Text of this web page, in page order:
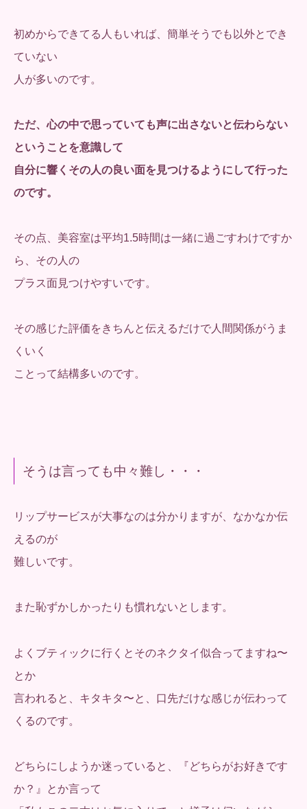
初めからできてる人もいれば、簡単そうでも以外とでき
ていない
人が多いのです。
ただ、心の中で思っていても声に出さないと伝わらない
ということを意識して
自分に響くその人の良い面を見つけるようにして行った
のです。
その点、美容室は平均1.5時間は一緒に過ごすわけですか
ら、その人の
プラス面見つけやすいです。
その感じた評価をきちんと伝えるだけで人間関係がうま
くいく
ことって結構多いのです。
そうは言っても中々難し・・・
リップサービスが大事なのは分かりますが、なかなか伝
えるのが
難しいです。
また恥ずかしかったりも慣れないとします。
よくブティックに行くとそのネクタイ似合ってますね〜
とか
言われると、キタキタ〜と、口先だけな感じが伝わって
くるのです。
どちらにしようか迷っていると、『どちらがお好きです
か？』とか言って